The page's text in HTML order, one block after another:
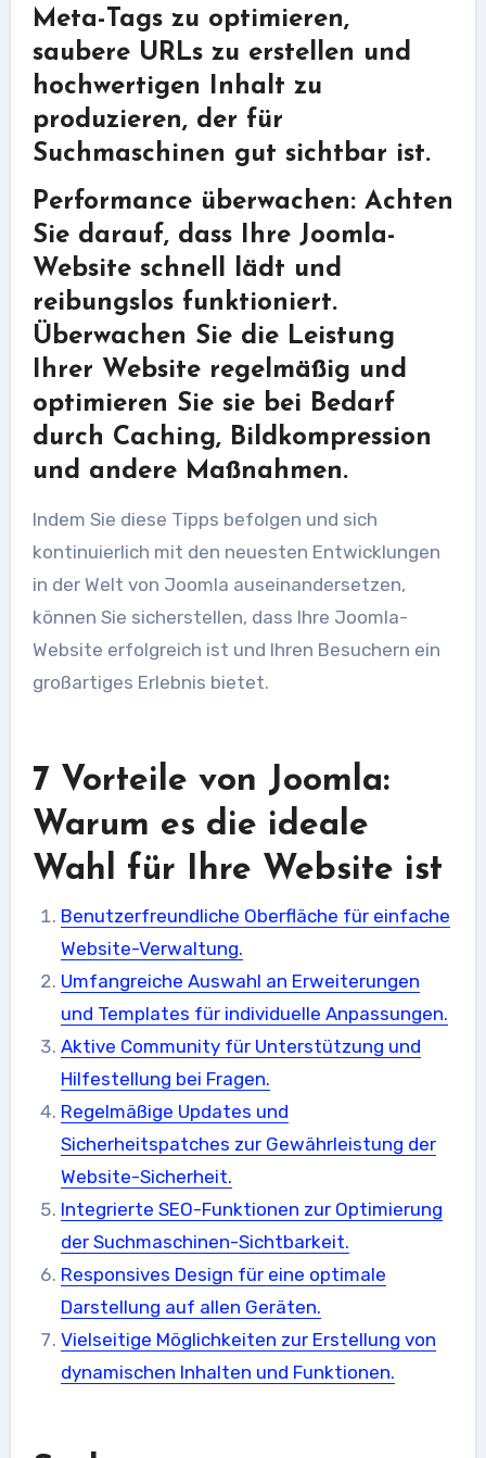
Meta-Tags zu optimieren,
saubere URLs zu erstellen und
hochwertigen Inhalt zu
produzieren, der für
Suchmaschinen gut sichtbar ist.
Performance überwachen: Achten
Sie darauf, dass Ihre Joomla-
Website schnell lädt und
reibungslos funktioniert.
Überwachen Sie die Leistung
Ihrer Website regelmäßig und
optimieren Sie sie bei Bedarf
durch Caching, Bildkompression
und andere Maßnahmen.
Indem Sie diese Tipps befolgen und sich
kontinuierlich mit den neuesten Entwicklungen
in der Welt von Joomla auseinandersetzen,
können Sie sicherstellen, dass Ihre Joomla-
Website erfolgreich ist und Ihren Besuchern ein
großartiges Erlebnis bietet.
7 Vorteile von Joomla:
Warum es die ideale
Wahl für Ihre Website ist
Benutzerfreundliche Oberfläche für einfache
Website-Verwaltung.
Umfangreiche Auswahl an Erweiterungen
und Templates für individuelle Anpassungen.
Aktive Community für Unterstützung und
Hilfestellung bei Fragen.
Regelmäßige Updates und
Sicherheitspatches zur Gewährleistung der
Website-Sicherheit.
Integrierte SEO-Funktionen zur Optimierung
der Suchmaschinen-Sichtbarkeit.
Responsives Design für eine optimale
Darstellung auf allen Geräten.
Vielseitige Möglichkeiten zur Erstellung von
dynamischen Inhalten und Funktionen.